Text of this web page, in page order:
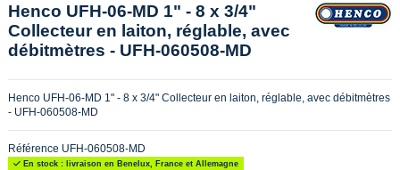
Henco UFH-06-MD 1" - 8 x 3/4"
Collecteur en laiton, réglable, avec
débitmètres - UFH-060508-MD
Henco UFH-06-MD 1" - 8 x 3/4" Collecteur en laiton, réglable, avec débitmètres
- UFH-060508-MD
Référence UFH-060508-MD
En stock : livraison en Benelux, France et Allemagne